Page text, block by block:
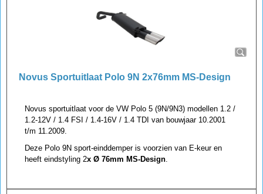
Novus Sportuitlaat Polo 9N 2x76mm MS-Design
Novus sportuitlaat voor de VW Polo 5 (9N/9N3) modellen 1.2 /
1.2-12V / 1.4 FSI / 1.4-16V / 1.4 TDI van bouwjaar 10.2001
t/m 11.2009.
Deze Polo 9N sport-einddemper is voorzien van E-keur en
heeft eindstyling 2x Ø 76mm MS-Design